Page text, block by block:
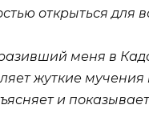
открыться для
меня в
жуткие
и